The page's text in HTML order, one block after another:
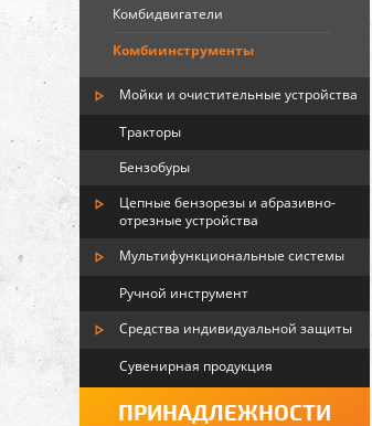
Комбидвигатели
Комбиинструменты
Мойки и очистительные устройства
Тракторы
Бензобуры
Цепные бензорезы и абразивно-
отрезные устройства
Мультифункциональные системы
Ручной инструмент
Средства индивидуальной защиты
Сувенирная продукция
ПРИНАДЛЕЖНОСТИ